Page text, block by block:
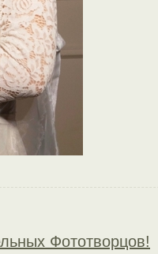
Фототворцов!